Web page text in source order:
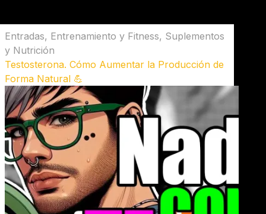
Entradas, Entrenamiento y Fitness, Suplementos
y Nutrición
Testosterona. Cómo Aumentar la Producción de
Forma Natural 💪